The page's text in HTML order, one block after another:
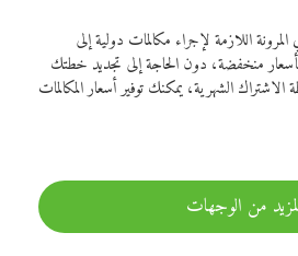
اللازمة لإجراء مكالمات دولية إلى
منخفضة، دون الحاجة إلى تجديد خطتك
الشهرية، يمكنك توفير أسعار المكالمات
من الوجهات